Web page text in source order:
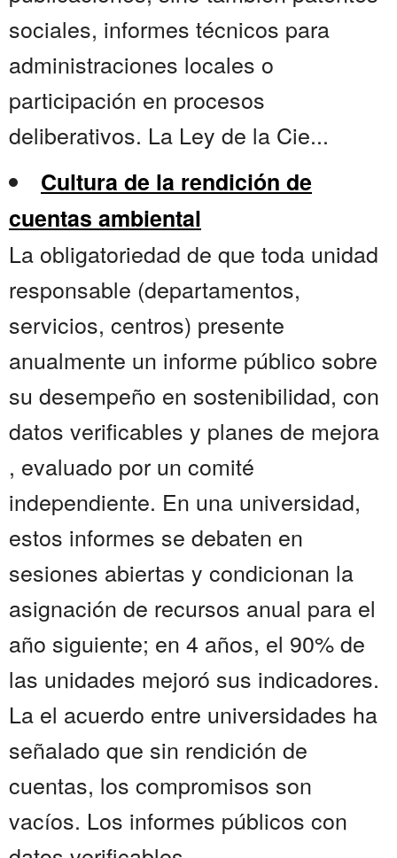
sociales, informes técnicos para
administraciones locales o
participación en procesos
deliberativos. La Ley de la Cie...
Cultura de la rendición de
cuentas ambiental
La obligatoriedad de que toda unidad
responsable (departamentos,
servicios, centros) presente
anualmente un informe público sobre
su desempeño en sostenibilidad, con
datos verificables y planes de mejora
, evaluado por un comité
independiente. En una universidad,
estos informes se debaten en
sesiones abiertas y condicionan la
asignación de recursos anual para el
año siguiente; en 4 años, el 90% de
las unidades mejoró sus indicadores.
La el acuerdo entre universidades ha
señalado que sin rendición de
cuentas, los compromisos son
vacíos. Los informes públicos con